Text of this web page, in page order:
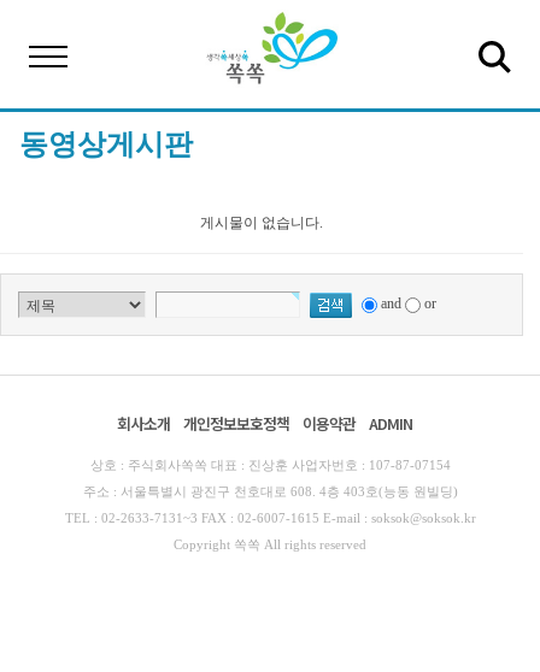
동영상게시판
게시물이 없습니다.
and or
회사소개 개인정보보호정책 이용약관 ADMIN
상호 : 주식회사쏙쏙 대표 : 진상훈 사업자번호 : 107-87-07154
주소 : 서울특별시 광진구 천호대로 608. 4층 403호(능동 원빌딩)
TEL : 02-2633-7131~3 FAX : 02-6007-1615 E-mail : soksok@soksok.kr
Copyright 쏙쏙 All rights reserved